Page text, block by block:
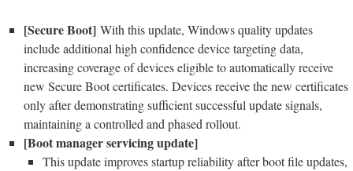
[Secure Boot] With this update, Windows quality updates
include additional high confidence device targeting data,
increasing coverage of devices eligible to automatically receive
new Secure Boot certificates. Devices receive the new certificates
only after demonstrating sufficient successful update signals,
maintaining a controlled and phased rollout. ​​​​​​​
[Boot manager servicing update]
This update improves startup reliability after boot file updates,